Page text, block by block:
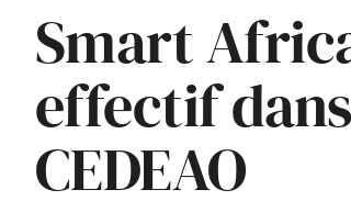
Smart
effectif
CEDEAO